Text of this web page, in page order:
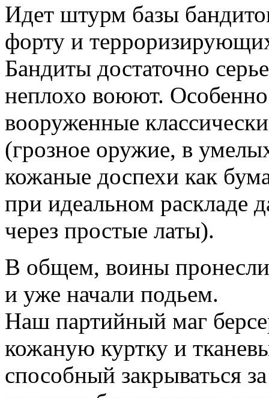
Идет штурм базы
форту и
Бандиты достаточно
неплохо воюют.
вооруженные
(грозное оружие, в
кожаные доспехи как
при идеальном раскладе
через простые латы).
В общем, воины
и уже начали подьем.
Наш партийный маг
кожаную куртку и
способный закрываться